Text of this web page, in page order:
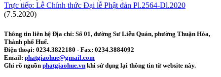
Trực tiếp: Lễ Chính thức Đại lễ Phật đản Pl.2564-Dl.2020
(7.5.2020)
Thông tin liên hệ Địa chỉ: Số 01, đường Sư Liễu Quán, phường Thuận Hóa,
Thành phố Huế.
Điện thoại: 0234.3822180 - Fax: 0234.3884092
Email: phatgiaohue@gmail.com
Ghi rõ nguồn phatgiaohue.vn khi sử dụng lại thông tin từ website này.